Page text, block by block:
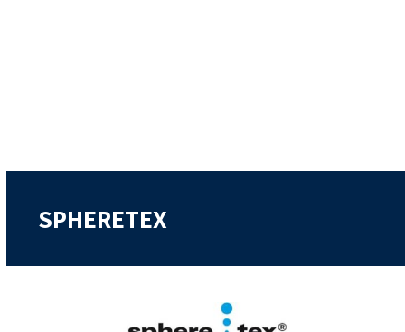
SPHERETEX